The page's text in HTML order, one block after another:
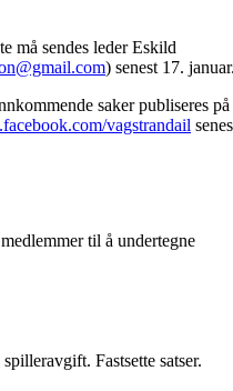
må sendes leder Eskild
) senest 17.
saker publiseres på
vagstrandail
til å undertegne
Fastsette satser.